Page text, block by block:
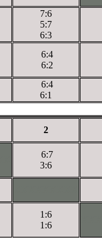
7:6
5:7
6:3
6:4
6:2
6:4
6:1
2
6:7
3:6
1:6
1:6